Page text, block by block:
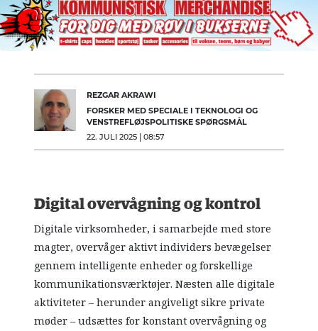
REZGAR AKRAWI
FORSKER MED SPECIALE I TEKNOLOGI OG
VENSTREFLØJSPOLITISKE SPØRGSMÅL
22. JULI 2025 | 08:57
Digital overvågning og kontrol
Digitale virksomheder, i samarbejde med store
magter, overvåger aktivt individers bevægelser
gennem intelligente enheder og forskellige
kommunikationsværktøjer. Næsten alle digitale
aktiviteter – herunder angiveligt sikre private
møder – udsættes for konstant overvågning og